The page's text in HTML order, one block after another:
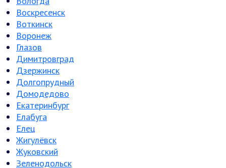
Воскресенск
Воткинск
Воронеж
Глазов
Димитровград
Дзержинск
Долгопрудный
Домодедово
Екатеринбург
Елабуга
Елец
Жигулёвск
Жуковский
Зеленодольск